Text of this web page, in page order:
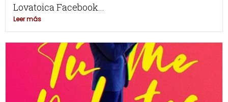
Lovatoica Facebook...
Leer más